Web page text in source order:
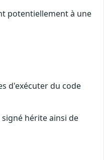
potentiellement à une
d'exécuter du code
hérite ainsi de